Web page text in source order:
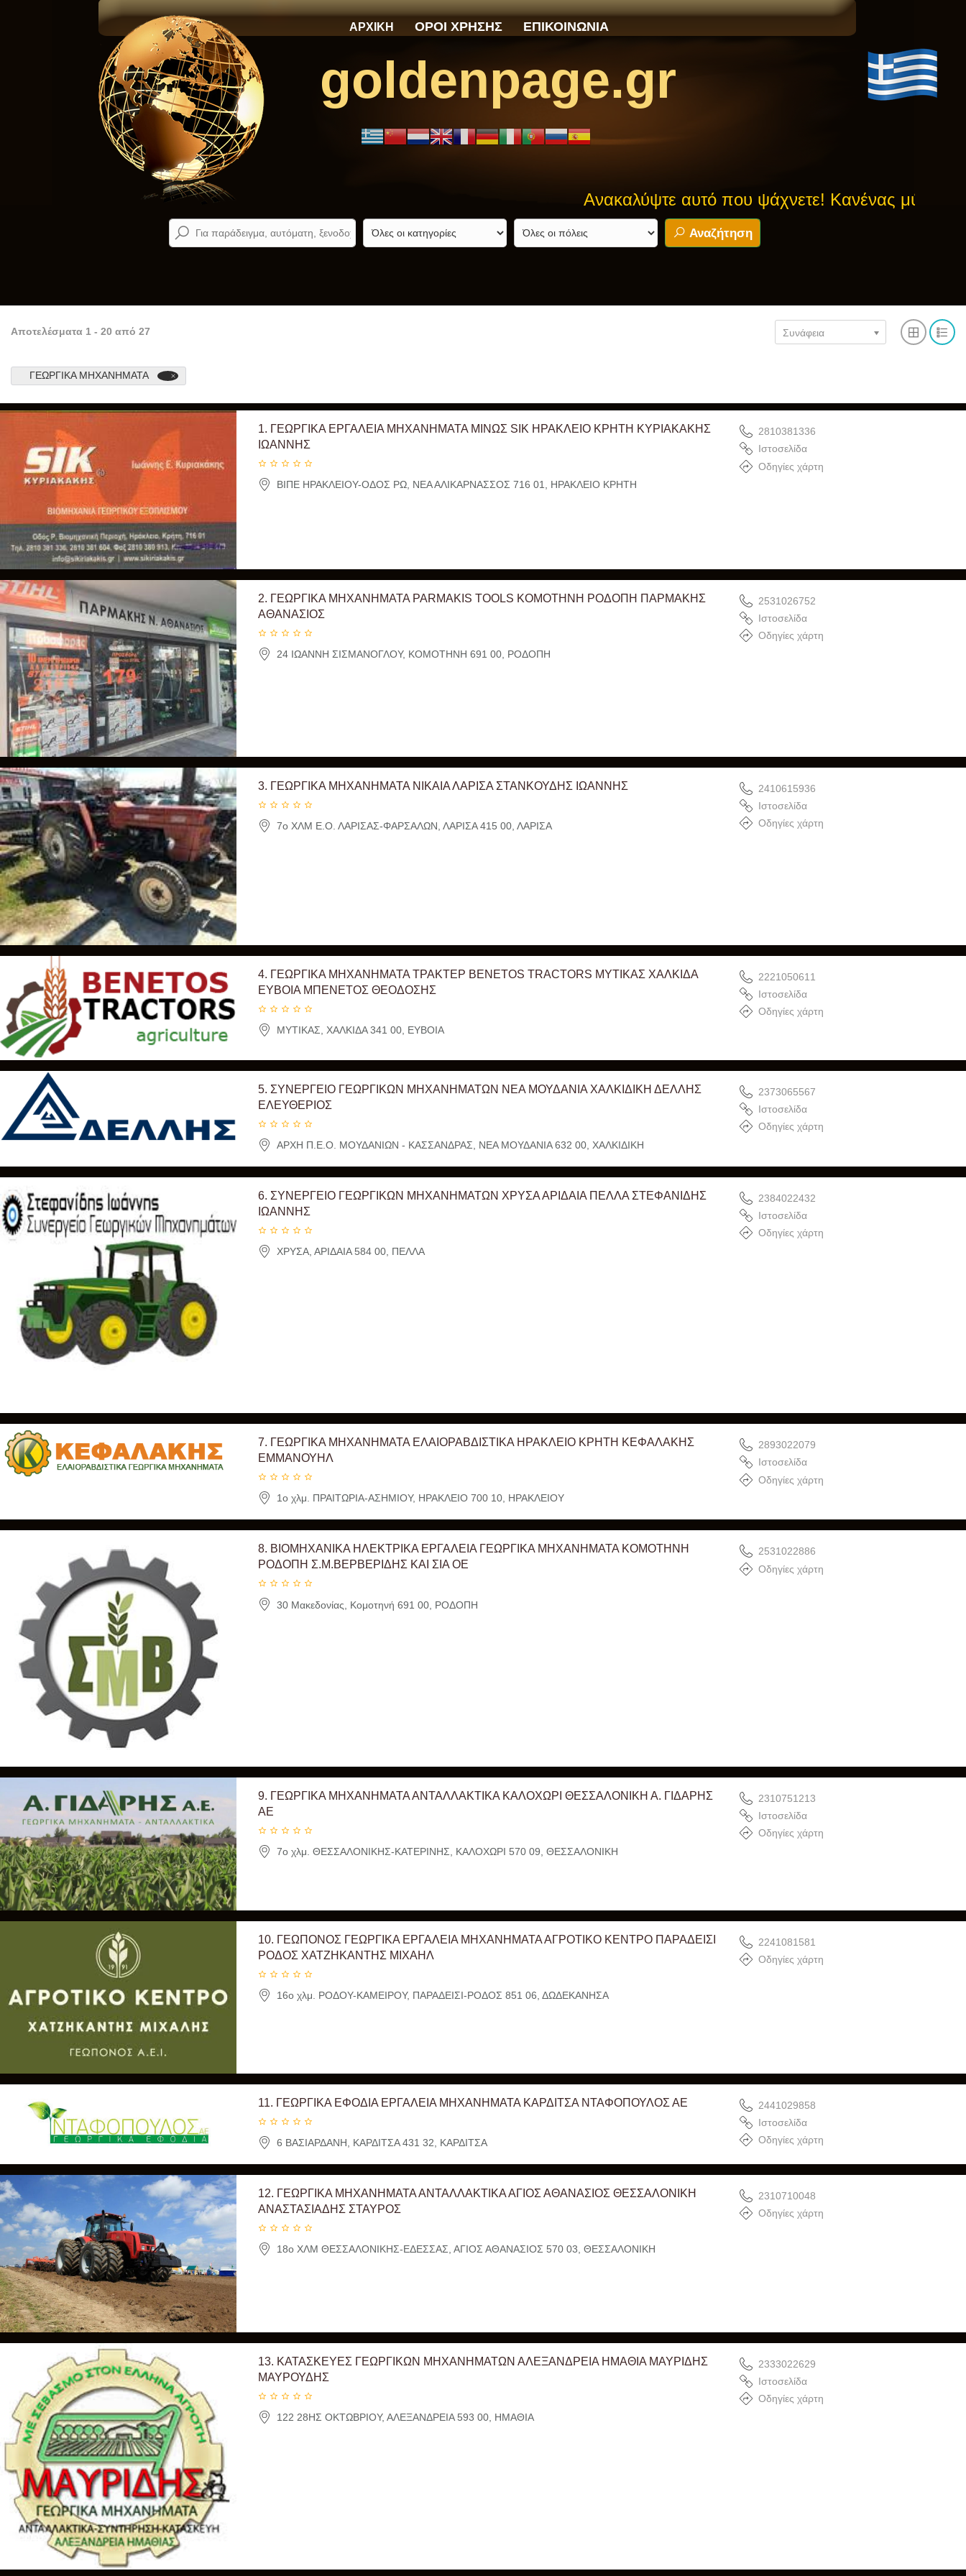
ΑΡΧΙΚΗ ΟΡΟΙ ΧΡΗΣΗΣ ΕΠΙΚΟΙΝΩΝΙΑ
goldenpage.gr
Ανακαλύψτε αυτό που ψάχνετε! Κανένας μύθος δεν είναι
Αναζήτηση
Αποτελέσματα 1 - 20 από 27 Συνάφεια
ΓΕΩΡΓΙΚΑ ΜΗΧΑΝΗΜΑΤΑ
1. ΓΕΩΡΓΙΚΑ ΕΡΓΑΛΕΙΑ ΜΗΧΑΝΗΜΑΤΑ ΜΙΝΩΣ SIK ΗΡΑΚΛΕΙΟ ΚΡΗΤΗ ΚΥΡΙΑΚΑΚΗΣ
ΙΩΑΝΝΗΣ
ΒΙΠΕ ΗΡΑΚΛΕΙΟΥ-ΟΔΟΣ ΡΩ, ΝΕΑ ΑΛΙΚΑΡΝΑΣΣΟΣ 716 01, ΗΡΑΚΛΕΙΟ ΚΡΗΤΗ
2810381336
Ιστοσελίδα
Οδηγίες χάρτη
2. ΓΕΩΡΓΙΚΑ ΜΗΧΑΝΗΜΑΤΑ PARMAKIS TOOLS ΚΟΜΟΤΗΝΗ ΡΟΔΟΠΗ ΠΑΡΜΑΚΗΣ
ΑΘΑΝΑΣΙΟΣ
24 ΙΩΑΝΝΗ ΣΙΣΜΑΝΟΓΛΟΥ, ΚΟΜΟΤΗΝΗ 691 00, ΡΟΔΟΠΗ
2531026752
Ιστοσελίδα
Οδηγίες χάρτη
3. ΓΕΩΡΓΙΚΑ ΜΗΧΑΝΗΜΑΤΑ ΝΙΚΑΙΑ ΛΑΡΙΣΑ ΣΤΑΝΚΟΥΔΗΣ ΙΩΑΝΝΗΣ
7ο ΧΛΜ Ε.Ο. ΛΑΡΙΣΑΣ-ΦΑΡΣΑΛΩΝ, ΛΑΡΙΣΑ 415 00, ΛΑΡΙΣΑ
2410615936
Ιστοσελίδα
Οδηγίες χάρτη
4. ΓΕΩΡΓΙΚΑ ΜΗΧΑΝΗΜΑΤΑ ΤΡΑΚΤΕΡ BENETOS TRACTORS ΜΥΤΙΚΑΣ ΧΑΛΚΙΔΑ
ΕΥΒΟΙΑ ΜΠΕΝΕΤΟΣ ΘΕΟΔΟΣΗΣ
ΜΥΤΙΚΑΣ, ΧΑΛΚΙΔΑ 341 00, ΕΥΒΟΙΑ
2221050611
Ιστοσελίδα
Οδηγίες χάρτη
5. ΣΥΝΕΡΓΕΙΟ ΓΕΩΡΓΙΚΩΝ ΜΗΧΑΝΗΜΑΤΩΝ ΝΕΑ ΜΟΥΔΑΝΙΑ ΧΑΛΚΙΔΙΚΗ ΔΕΛΛΗΣ
ΕΛΕΥΘΕΡΙΟΣ
ΑΡΧΗ Π.Ε.Ο. ΜΟΥΔΑΝΙΩΝ - ΚΑΣΣΑΝΔΡΑΣ, ΝΕΑ ΜΟΥΔΑΝΙΑ 632 00, ΧΑΛΚΙΔΙΚΗ
2373065567
Ιστοσελίδα
Οδηγίες χάρτη
6. ΣΥΝΕΡΓΕΙΟ ΓΕΩΡΓΙΚΩΝ ΜΗΧΑΝΗΜΑΤΩΝ ΧΡΥΣΑ ΑΡΙΔΑΙΑ ΠΕΛΛΑ ΣΤΕΦΑΝΙΔΗΣ
ΙΩΑΝΝΗΣ
ΧΡΥΣΑ, ΑΡΙΔΑΙΑ 584 00, ΠΕΛΛΑ
2384022432
Ιστοσελίδα
Οδηγίες χάρτη
7. ΓΕΩΡΓΙΚΑ ΜΗΧΑΝΗΜΑΤΑ ΕΛΑΙΟΡΑΒΔΙΣΤΙΚΑ ΗΡΑΚΛΕΙΟ ΚΡΗΤΗ ΚΕΦΑΛΑΚΗΣ
ΕΜΜΑΝΟΥΗΛ
1ο χλμ. ΠΡΑΙΤΩΡΙΑ-ΑΣΗΜΙΟΥ, ΗΡΑΚΛΕΙΟ 700 10, ΗΡΑΚΛΕΙΟΥ
2893022079
Ιστοσελίδα
Οδηγίες χάρτη
8. ΒΙΟΜΗΧΑΝΙΚΑ ΗΛΕΚΤΡΙΚΑ ΕΡΓΑΛΕΙΑ ΓΕΩΡΓΙΚΑ ΜΗΧΑΝΗΜΑΤΑ ΚΟΜΟΤΗΝΗ
ΡΟΔΟΠΗ Σ.Μ.ΒΕΡΒΕΡΙΔΗΣ ΚΑΙ ΣΙΑ ΟΕ
30 Μακεδονίας, Κομοτηνή 691 00, ΡΟΔΟΠΗ
2531022886
Οδηγίες χάρτη
9. ΓΕΩΡΓΙΚΑ ΜΗΧΑΝΗΜΑΤΑ ΑΝΤΑΛΛΑΚΤΙΚΑ ΚΑΛΟΧΩΡΙ ΘΕΣΣΑΛΟΝΙΚΗ Α. ΓΙΔΑΡΗΣ
ΑΕ
7ο χλμ. ΘΕΣΣΑΛΟΝΙΚΗΣ-ΚΑΤΕΡΙΝΗΣ, ΚΑΛΟΧΩΡΙ 570 09, ΘΕΣΣΑΛΟΝΙΚΗ
2310751213
Ιστοσελίδα
Οδηγίες χάρτη
10. ΓΕΩΠΟΝΟΣ ΓΕΩΡΓΙΚΑ ΕΡΓΑΛΕΙΑ ΜΗΧΑΝΗΜΑΤΑ ΑΓΡΟΤΙΚΟ ΚΕΝΤΡΟ ΠΑΡΑΔΕΙΣΙ
ΡΟΔΟΣ ΧΑΤΖΗΚΑΝΤΗΣ ΜΙΧΑΗΛ
16ο χλμ. ΡΟΔΟΥ-ΚΑΜΕΙΡΟΥ, ΠΑΡΑΔΕΙΣΙ-ΡΟΔΟΣ 851 06, ΔΩΔΕΚΑΝΗΣΑ
2241081581
Οδηγίες χάρτη
11. ΓΕΩΡΓΙΚΑ ΕΦΟΔΙΑ ΕΡΓΑΛΕΙΑ ΜΗΧΑΝΗΜΑΤΑ ΚΑΡΔΙΤΣΑ ΝΤΑΦΟΠΟΥΛΟΣ ΑΕ
6 ΒΑΣΙΑΡΔΑΝΗ, ΚΑΡΔΙΤΣΑ 431 32, ΚΑΡΔΙΤΣΑ
2441029858
Ιστοσελίδα
Οδηγίες χάρτη
12. ΓΕΩΡΓΙΚΑ ΜΗΧΑΝΗΜΑΤΑ ΑΝΤΑΛΛΑΚΤΙΚΑ ΑΓΙΟΣ ΑΘΑΝΑΣΙΟΣ ΘΕΣΣΑΛΟΝΙΚΗ
ΑΝΑΣΤΑΣΙΑΔΗΣ ΣΤΑΥΡΟΣ
18ο ΧΛΜ ΘΕΣΣΑΛΟΝΙΚΗΣ-ΕΔΕΣΣΑΣ, ΑΓΙΟΣ ΑΘΑΝΑΣΙΟΣ 570 03, ΘΕΣΣΑΛΟΝΙΚΗ
2310710048
Οδηγίες χάρτη
13. ΚΑΤΑΣΚΕΥΕΣ ΓΕΩΡΓΙΚΩΝ ΜΗΧΑΝΗΜΑΤΩΝ ΑΛΕΞΑΝΔΡΕΙΑ ΗΜΑΘΙΑ ΜΑΥΡΙΔΗΣ
ΜΑΥΡΟΥΔΗΣ
122 28ΗΣ ΟΚΤΩΒΡΙΟΥ, ΑΛΕΞΑΝΔΡΕΙΑ 593 00, ΗΜΑΘΙΑ
2333022629
Ιστοσελίδα
Οδηγίες χάρτη